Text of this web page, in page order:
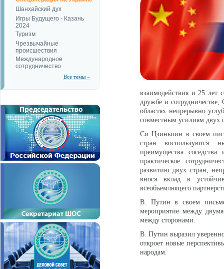
Шанхайский дух
Игры Будущего - Казань
2024
Туризм
Чрезвычайные
происшествия
Международное
сотрудничество
Все темы »
взаимодействия и 25 лет
дружбе и
областях непрерывно
совместным усилиям двух
Си Цзиньпин в своем
стран воспользуются
преимущества
практическое
развитию двух стран,
внося вклад в
всеобъемлющего
В. Путин в своем
мероприятие между
между сторонами.
В. Путин выразил
откроет новые
народам.